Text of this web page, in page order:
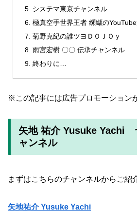
システマ東京チャンネル
極真空手世界王者 纐纈の
菊野克紀の誰ツヨＤＯＪＯｙ
雨宮宏樹 〇〇 伝承チャンネル
終わりに…
※この記事には広告プロモーション
矢地 祐介 Yusuke Yachi
ャンネル
まずはこちらのチャンネルからご紹
矢地祐介 Yusuke Yachi